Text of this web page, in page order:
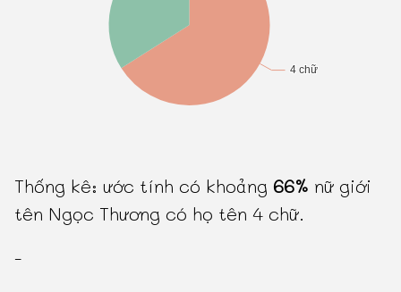
Thống kê: ước tính có khoảng66% nữ giới
tên Ngọc Thương có họ tên 4 chữ.
-